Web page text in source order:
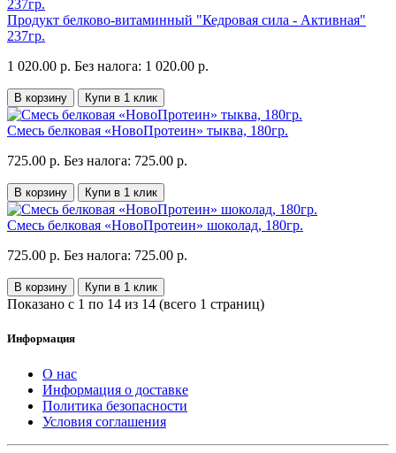
Продукт белково-витаминный "Кедровая сила - Активная"
237гр.
1 020.00 р. Без налога: 1 020.00 р.
В корзину Купи в 1 клик
Смесь белковая «НовоПротеин» тыква, 180гр.
725.00 р. Без налога: 725.00 р.
В корзину Купи в 1 клик
Смесь белковая «НовоПротеин» шоколад, 180гр.
725.00 р. Без налога: 725.00 р.
В корзину Купи в 1 клик
Показано с 1 по 14 из 14 (всего 1 страниц)
Информация
О нас
Информация о доставке
Политика безопасности
Условия соглашения